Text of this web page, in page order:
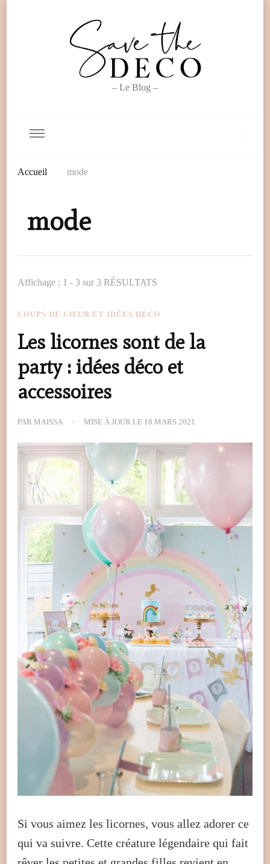
– Le Blog –
Accueil mode
mode
Affichage : 1 - 3 sur 3 RÉSULTATS
COUPS DE CŒUR ET IDÉES DÉCO
Les licornes sont de la
party : idées déco et
accessoires
PAR MAISSA MISE À JOUR LE 18 MARS 2021
Si vous aimez les licornes, vous allez adorer ce
qui va suivre. Cette créature légendaire qui fait